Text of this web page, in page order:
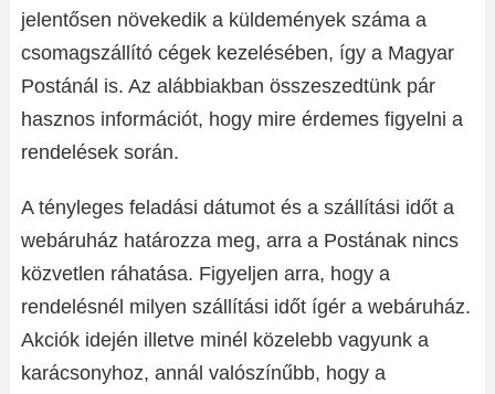
jelentősen növekedik a küldemények száma a
csomagszállító cégek kezelésében, így a Magyar
Postánál is. Az alábbiakban összeszedtünk pár
hasznos információt, hogy mire érdemes figyelni a
rendelések során.
A tényleges feladási dátumot és a szállítási időt a
webáruház határozza meg, arra a Postának nincs
közvetlen ráhatása. Figyeljen arra, hogy a
rendelésnél milyen szállítási időt ígér a webáruház.
Akciók idején illetve minél közelebb vagyunk a
karácsonyhoz, annál valószínűbb, hogy a